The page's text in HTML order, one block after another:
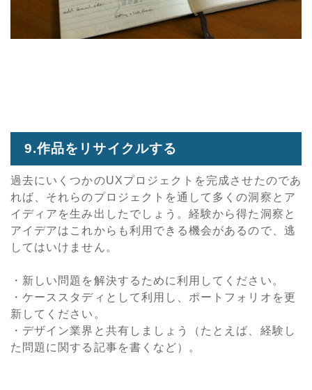
9.作品をリサイクルする
過去にいくつかのUXプロジェクトを完成させたのであ
れば、それらのプロジェクトを通して多くの洞察とア
イディアを生み出したでしょう。経験から得た洞察と
アイデアはこれからも利用できる機会があるので、逃
してはいけません。
・新しい問題を解決するために利用してください。
・ケーススタディとして利用し、ポートフォリオを更
新してください。
・デザイン業界と共有しましょう（たとえば、経験し
た問題に関する記事を書くなど）。